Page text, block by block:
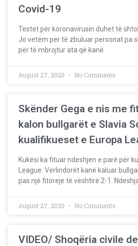
Covid-19
Testet për koronavirusin duhet të
Jo vetëm për të zbuluar personat pa
për të mbrojtur ata që kanë
August 27, 2020 No Comments
Skënder Gega e nis me
kalon bullgarët e Slavia
kualifikueset e Europa
Kukësi ka fituar ndeshjen e parë për
League. Verlindorët kanë kaluar
pas një fitoreje të vështirë 2-1.
August 27, 2020 No Comments
VIDEO/ Shoqëria civile